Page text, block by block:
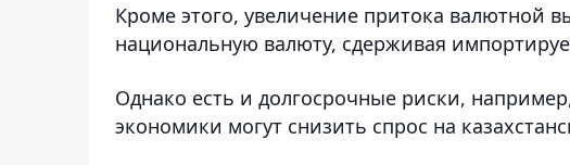
Кроме этого, увеличение притока валютной
национальную валюту, сдерживая
Однако есть и долгосрочные риски,
экономики могут снизить спрос на